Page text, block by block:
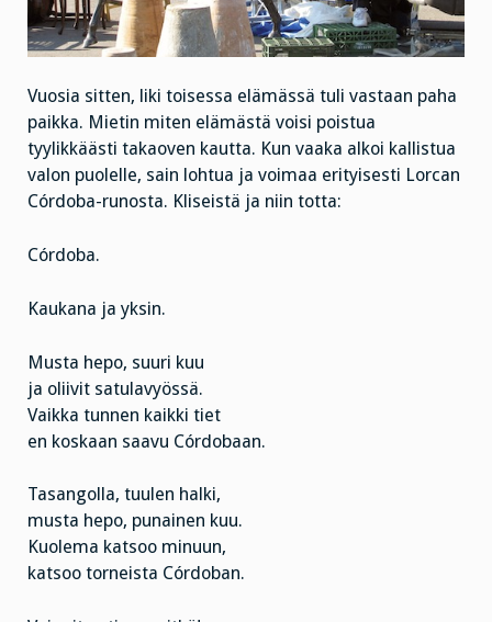
Vuosia sitten, liki toisessa elämässä tuli vastaan paha
paikka. Mietin miten elämästä voisi poistua
tyylikkäästi takaoven kautta. Kun vaaka alkoi kallistua
valon puolelle, sain lohtua ja voimaa erityisesti Lorcan
Córdoba-runosta. Kliseistä ja niin totta:
Córdoba.
Kaukana ja yksin.
Musta hepo, suuri kuu
ja oliivit satulavyössä.
Vaikka tunnen kaikki tiet
en koskaan saavu Córdobaan.
Tasangolla, tuulen halki,
musta hepo, punainen kuu.
Kuolema katsoo minuun,
katsoo torneista Córdoban.